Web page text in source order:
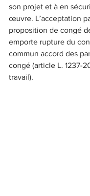
son projet et à en
œuvre. L’acceptation
proposition de congé
emporte rupture du
commun accord des
congé (article L. 1237-
travail).